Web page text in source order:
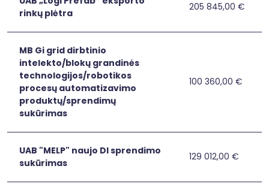
sprendimų
diegimas
UAB
„Ermogena“
UAB
eksporto
rinkų
plėtra
rinkų plėtra
UAB „Logi
205 845,00 €
MB
Gi
grid
grandinės
technologijos/robotikos
MB Gi grid dirbtinio
intelekto/blokų grandinės
technologijos/robotikos
procesų automatizavimo
produktų/sprendimų
sukūrimas
MB Gi grid
100 360,00 €
UAB
UAB "MELP" naujo DI sprendimo
sukūrimas
UAB "MELP"
129 012,00 €